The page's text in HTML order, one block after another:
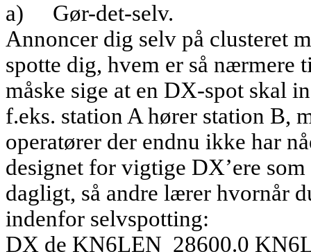
a)
Gør-det-selv.
Annoncer dig selv på clusteret
spotte dig, hvem er så nærmere
måske sige at en DX-spot skal
f.eks. station A hører station B,
operatører der endnu ikke har
designet for vigtige DX’ere som
dagligt, så andre lærer hvornår
indenfor selvspotting:
DX de KN6LEN 28600.0